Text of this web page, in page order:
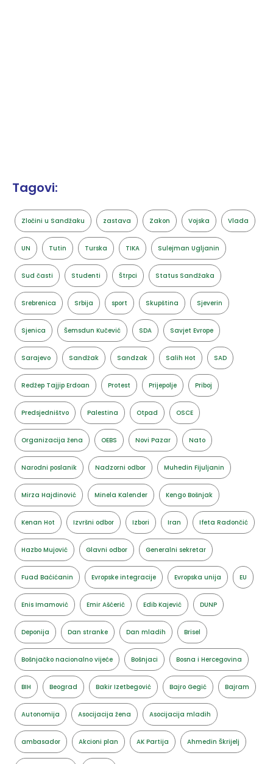
Tagovi:
Zločini u Sandžaku zastava Zakon Vojska Vlada
UN Tutin Turska TIKA Sulejman Ugljanin
Sud časti Studenti Štrpci Status Sandžaka
Srebrenica Srbija sport Skupština Sjeverin
Sjenica Šemsdun Kučević SDA Savjet Evrope
Sarajevo Sandžak Sandzak Salih Hot SAD
Redžep Tajjip Erdoan Protest Prijepolje Priboj
Predsjedništvo Palestina Otpad OSCE
Organizacija žena OEBS Novi Pazar Nato
Narodni poslanik Nadzorni odbor Muhedin Fijuljanin
Mirza Hajdinović Minela Kalender Kengo Bošnjak
Kenan Hot Izvršni odbor Izbori Iran Ifeta Radončić
Hazbo Mujović Glavni odbor Generalni sekretar
Fuad Baćićanin Evropske integracije Evropska unija EU
Enis Imamović Emir Ašćerić Edib Kajević DUNP
Deponija Dan stranke Dan mladih Brisel
Bošnjačko nacionalno vijeće Bošnjaci Bosna i Hercegovina
BIH Beograd Bakir Izetbegović Bajro Gegić Bajram
Autonomija Asocijacija žena Asocijacija mladih
ambasador Akcioni plan AK Partija Ahmedin Škrijelj